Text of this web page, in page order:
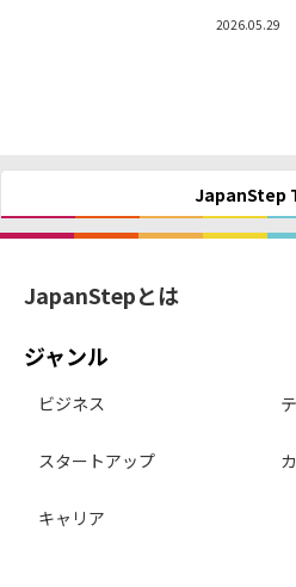
2026.05.29
JapanStep
JapanStepとは
ジャンル
ビジネス
スタートアップ
キャリア